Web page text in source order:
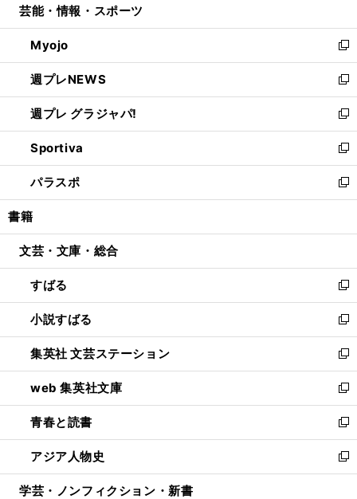
開
く
ウ
で
開
く
ン
ド
ウ
で
開
く
ウ
ィ
ン
ド
ウ
で
開
く
芸能・情報・スポーツ
Myojo
新
し
い
ウ
ィ
ン
ド
ウ
で
開
週プレNEWS
新
し
い
ウ
ィ
ン
ド
ウ
開
週プレ グラジャパ!
新
し
い
ウ
ィ
ン
ウ
開
く
Sportiva
新
し
い
ウ
ン
ウ
で
開
く
パラスポ
新
し
ウ
ン
ド
ウ
で
開
く
書籍
文芸・文庫・総合
すばる
新
し
い
ウ
ィ
ン
ド
ウ
で
開
く
小説すばる
新
し
い
ウ
ィ
ン
ド
ウ
で
開
集英社 文芸ステーション
新
し
い
ウ
ィ
ン
ド
ウ
web 集英社文庫
新
し
い
ウ
ィ
ン
青春と読書
新
し
い
ウ
アジア人物史
新
し
学芸・ノンフィクション・新書